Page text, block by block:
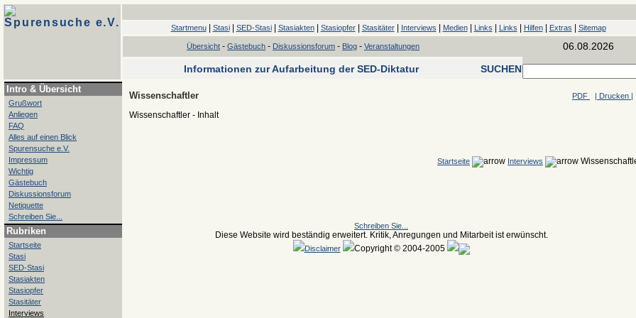
Spurensuche e.V. Startmenu| Stasi| SED-Stasi| Stasiakten| Stasiopfer| Stasitäter| Interviews Medien| Links Links Hilfen| Extras Sitemap
Übersicht - Gästebuch - Diskussionsforum - Blog - Veranstaltungen
06.08.2026
Informationen zur Aufarbeitung der SED-Diktatur
SUCHEN
Intro & Übersicht
Grußwort
Anliegen
FAQ
Alles auf einen Blick
Spurensuche e.V.
Impressum
Wichtig
Gästebuch
Diskussionsforum
Netiquette
Schreiben Sie...
Rubriken
Startseite
Stasi
SED-Stasi
Stasiakten
Stasiopfer
Stasitäter
Interviews
Wissenschaftler PDF | Drucken |
Wissenschaftler - Inhalt
Startseite Interviews
Schreiben Sie...
Diese Website wird beständig erweitert. Kritik, Anregungen und Mitarbeit ist erwünscht.
Disclaimer Copyright © 2004-2005